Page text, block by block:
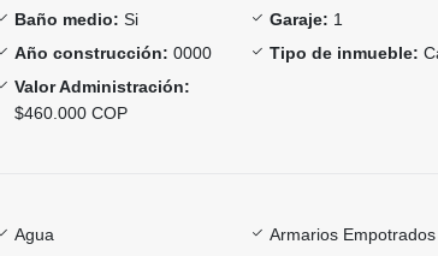
Baño medio: Si Garaje: 1
Año construcción: 0000 Tipo de inmueble:
Valor Administración:
$460.000 COP
Agua
Armarios Empotrados